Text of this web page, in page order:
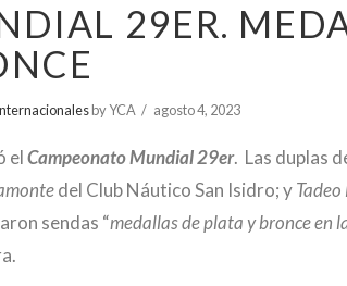
29ER.
by YCA agosto 4, 2023
elCampeonato Mundial 29er. Las duplas
del Club Náutico San Isidro; yTadeo
sendas “medallas de plata y bronce en